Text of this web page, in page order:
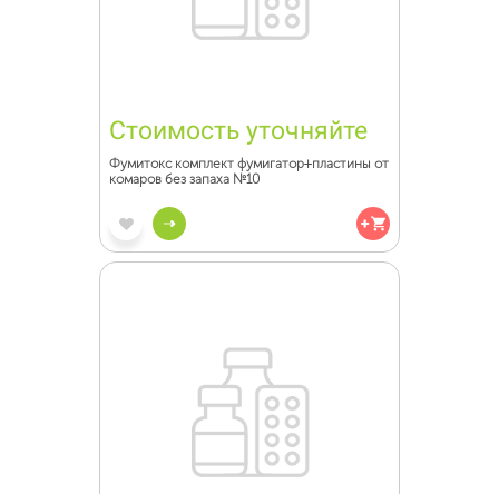
Стоимость уточняйте
Фумитокс комплект фумигатор+пластины от
комаров без запаха №10